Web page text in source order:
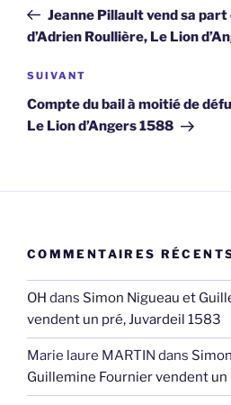
l’article
précédent
Jeanne Pillault vend sa part
d’Adrien Roullière, Le Lion
Article
suivant
SUIVANT
Compte du bail à moitié de
Le Lion d’Angers 1588
COMMENTAIRES
OH dans Simon Nigueau et
vendent un pré, Juvardeil 1583
Marie laure MARTIN dans
Guillemine Fournier vendent un